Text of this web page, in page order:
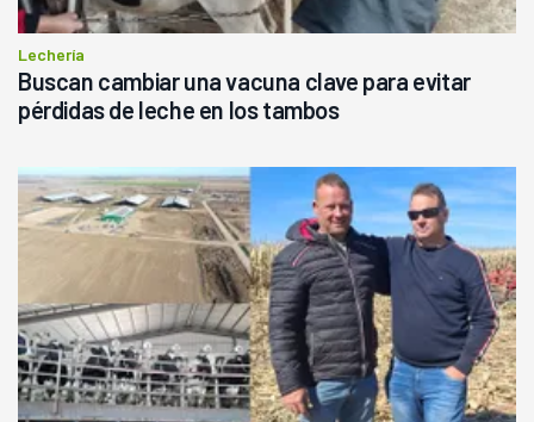
Lechería
Buscan cambiar una vacuna clave para evitar
pérdidas de leche en los tambos